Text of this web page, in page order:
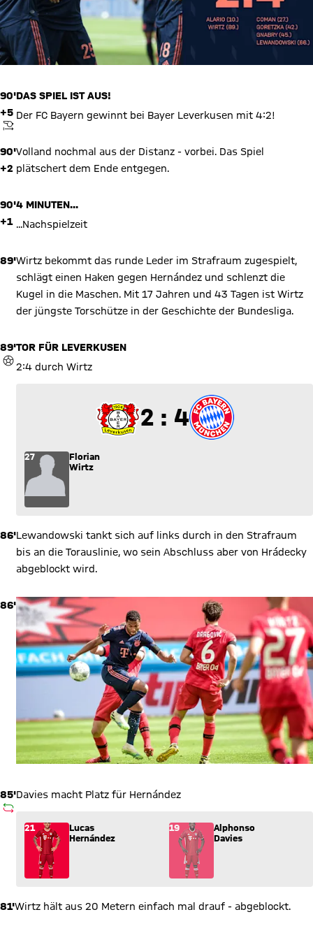
90'
+5
ANPFIFF
DAS SPIEL IST AUS!
Der FC Bayern gewinnt bei Bayer Leverkusen mit 4:2!
90'
+2
Volland nochmal aus der Distanz - vorbei. Das Spiel
plätschert dem Ende entgegen.
90'
+1
4 MINUTEN...
...Nachspielzeit
89'Wirtz bekommt das runde Leder im Strafraum zugespielt,
schlägt einen Haken gegen Hernández und schlenzt die
Kugel in die Maschen. Mit 17 Jahren und 43 Tagen ist Wirtz
der jüngste Torschütze in der Geschichte der Bundesliga.
89'
TOR
TOR FÜR LEVERKUSEN
2:4 durch Wirtz
2 zu 4
2 : 4
27
Florian
Wirtz
86'Lewandowski tankt sich auf links durch in den Strafraum
bis an die Torauslinie, wo sein Abschluss aber von Hrádecky
abgeblockt wird.
86'
85'
AUSWECHSLUNG
Davies macht Platz für Hernández
Wechsel: Lucas Hernández (21) kommt für Alphonso Davies
21
Lucas
Hernández
19
Alphonso
Davies
81'Wirtz hält aus 20 Metern einfach mal drauf - abgeblockt.